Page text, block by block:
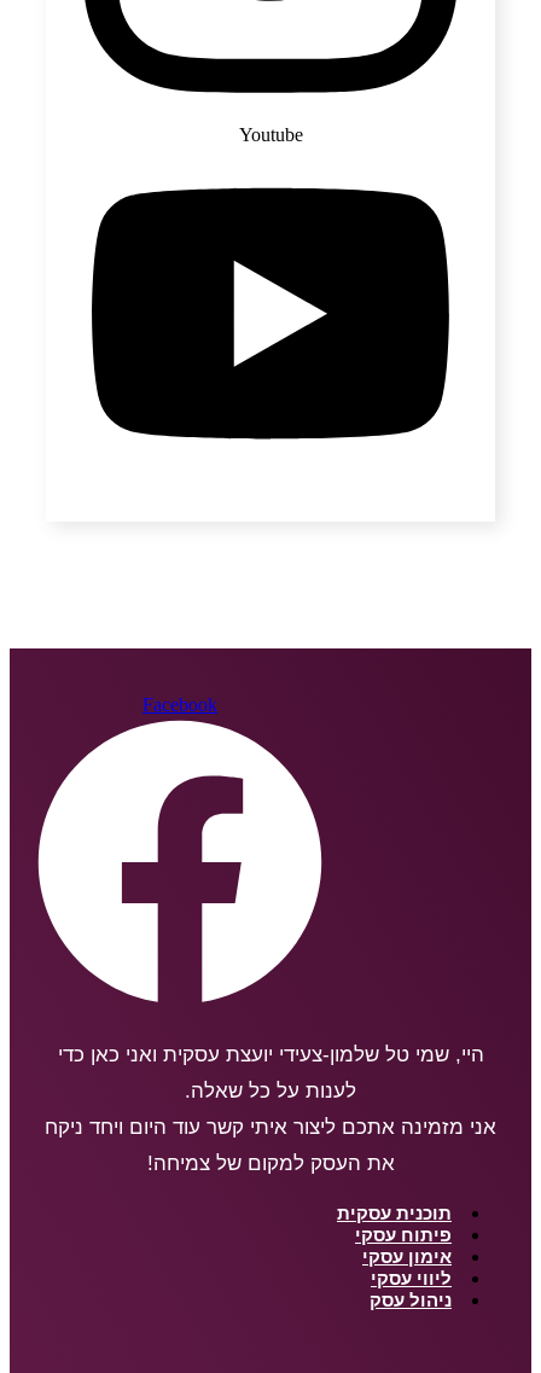
Youtube
Facebook
היי, שמי טל שלמון-צעידי יועצת עסקית ואני כאן כדי
לענות על כל שאלה.
אני מזמינה אתכם ליצור איתי קשר עוד היום ויחד ניקח
את העסק למקום של צמיחה!
תוכנית עסקית
פיתוח עסקי
אימון עסקי
ליווי עסקי
ניהול עסק